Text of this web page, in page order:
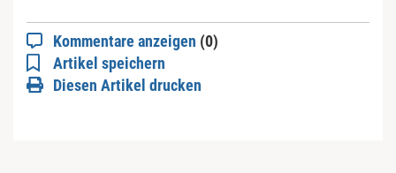
Kommentare anzeigen (0)
Artikel speichern
Diesen Artikel drucken